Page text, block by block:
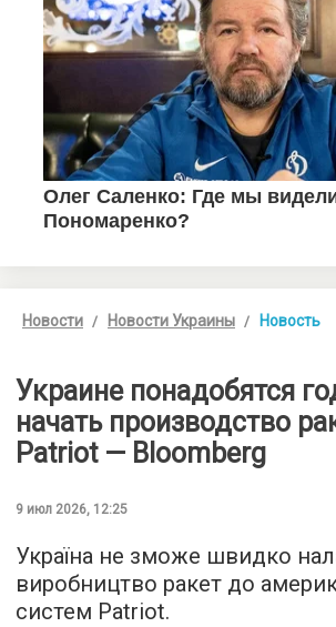
Новости Новости Украины Новость
Украине понадобятся
начать производство
Patriot — Bloomberg
9 июл 2026, 12:25
Україна не зможе швидко
виробництво ракет до
систем Patriot.